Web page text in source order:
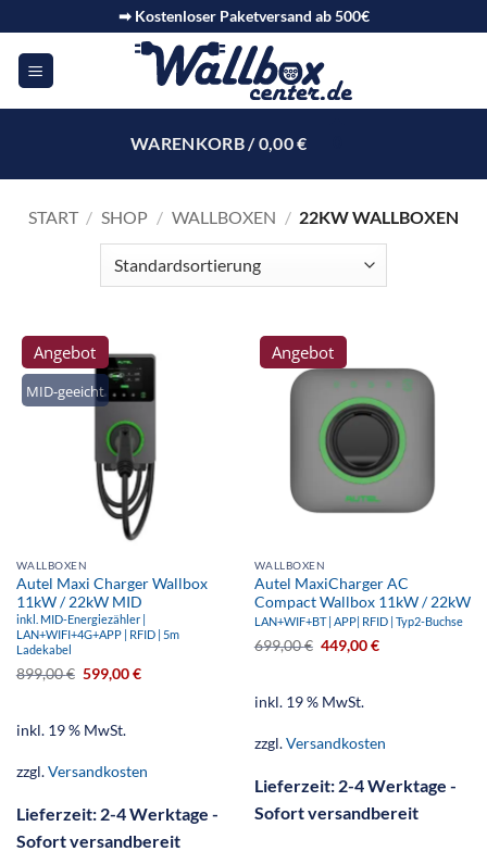
➡ Kostenloser Paketversand ab 500€
WARENKORB /0,00€
START / SHOP / WALLBOXEN / 22KW WALLBOXEN
MID-geeicht
Angebot
WALLBOXEN
Autel Maxi Charger Wallbox
11kW / 22kW MID
inkl. MID-Energiezähler |
LAN+WIFI+4G+APP | RFID | 5m
Ladekabel
899,00€ 599,00€
inkl. 19 % MwSt.
zzgl.Versandkosten
Lieferzeit: 2-4 Werktage -
Sofort versandbereit
Angebot
WALLBOXEN
Autel MaxiCharger AC
Compact Wallbox 11kW / 22kW
LAN+WIF+BT | APP| RFID | Typ2-Buchse
699,00€ 449,00€
inkl. 19 % MwSt.
zzgl.Versandkosten
Lieferzeit: 2-4 Werktage -
Sofort versandbereit